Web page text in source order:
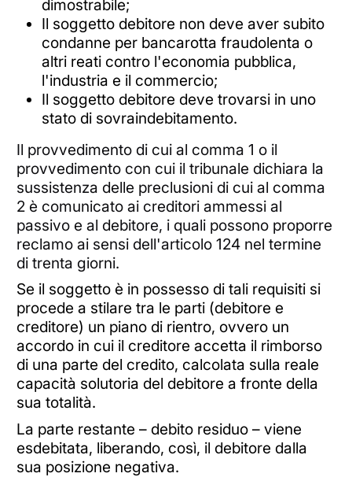
dimostrabile;
Il soggetto debitore non deve aver subito
condanne per bancarotta fraudolenta o
altri reati contro l'economia pubblica,
l'industria e il commercio;
Il soggetto debitore deve trovarsi in uno
stato di sovraindebitamento.
Il provvedimento di cui al comma 1 o il
provvedimento con cui il tribunale dichiara la
sussistenza delle preclusioni di cui al comma
2 è comunicato ai creditori ammessi al
passivo e al debitore, i quali possono proporre
reclamo ai sensi dell'articolo 124 nel termine
di trenta giorni.
Se il soggetto è in possesso di tali requisiti si
procede a stilare tra le parti (debitore e
creditore) un piano di rientro, ovvero un
accordo in cui il creditore accetta il rimborso
di una parte del credito, calcolata sulla reale
capacità solutoria del debitore a fronte della
sua totalità.
La parte restante – debito residuo – viene
esdebitata, liberando, così, il debitore dalla
sua posizione negativa.